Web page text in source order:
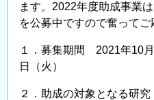
ます。2022年度助成事業
を公募中ですので奮ってご
１．募集期間 2021年10
日（火）
２．助成の対象となる研究